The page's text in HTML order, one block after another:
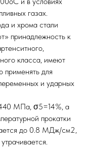
газах.
и хрома стали
принадлежность к
класса, имеют
применять для
и ударных
МПа, σ5=14%, а
прокатки
до 0.8 МДж/см2,